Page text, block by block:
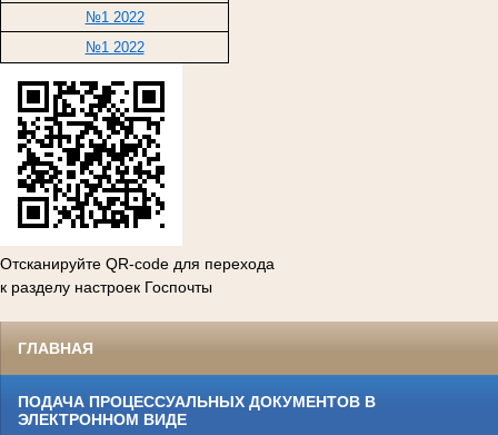
№1 2022
№1 2022
Отсканируйте QR-code для перехода
к разделу настроек Госпочты
ГЛАВНАЯ
ПОДАЧА ПРОЦЕССУАЛЬНЫХ ДОКУМЕНТОВ В
ЭЛЕКТРОННОМ ВИДЕ